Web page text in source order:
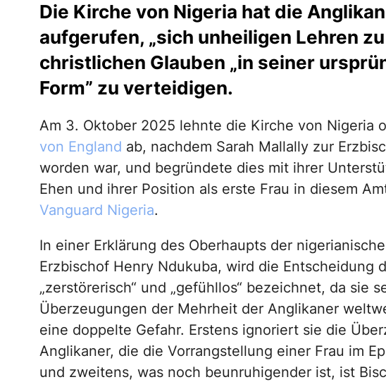
Die Kirche von Nigeria hat die
aufgerufen, „sich unheiligen Lehren
christlichen Glauben „in seiner
Form” zu verteidigen.
Am 3. Oktober 2025 lehnte die Kirche von Nigeria
von England ab, nachdem Sarah Mallally zur
worden war, und begründete dies mit ihrer
Ehen und ihrer Position als erste Frau in diesem
Vanguard Nigeria.
In einer Erklärung des Oberhaupts der
Erzbischof Henry Ndukuba, wird die Entscheidung
„zerstörerisch“ und „gefühllos“ bezeichnet, da sie
Überzeugungen der Mehrheit der Anglikaner
eine doppelte Gefahr. Erstens ignoriert sie die
Anglikaner, die die Vorrangstellung einer Frau im
und zweitens, was noch beunruhigender ist, ist